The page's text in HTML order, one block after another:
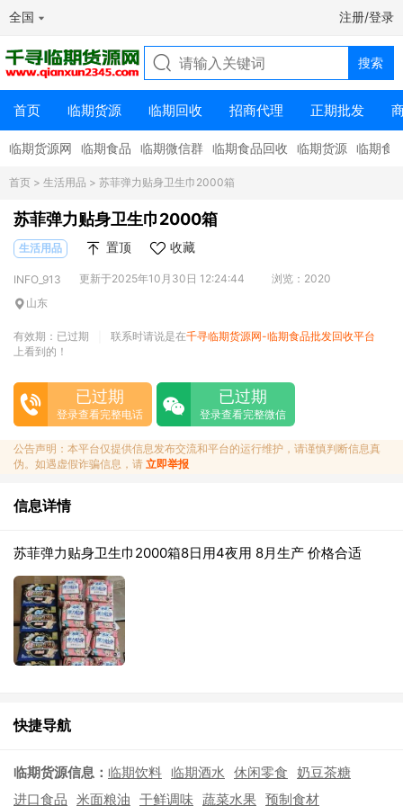
全国 注册/登录
首页 临期货源 临期回收 招商代理 正期批发
临期货源网 临期食品 临期微信群 临期食品回收 临期货源 临期食
首页 > 生活用品 > 苏菲弹力贴身卫生巾2000箱
苏菲弹力贴身卫生巾2000箱
生活用品 置顶 收藏
INFO_913 更新于2025年10月30日 12:24:44
浏览：2020
山东
有效期：已过期 联系时请说是在千寻临期货源网-临期食品批发回收平台
上看到的！
已过期
登录查看完整电话
已过期
登录查看完整微信
公告声明：本平台仅提供信息发布交流和平台的运行维护，请谨慎判断信息真
伪。如遇虚假诈骗信息，请 立即举报
信息详情
苏菲弹力贴身卫生巾2000箱8日用4夜用 8月生产 价格合适
快捷导航
临期货源信息： 临期饮料 临期酒水 休闲零食 奶豆茶糖
进口食品 米面粮油 干鲜调味 蔬菜水果 预制食材